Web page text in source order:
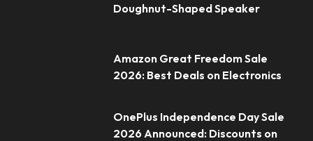
Doughnut-Shaped Speaker
Amazon Great Freedom Sale
2026: Best Deals on Electronics
OnePlus Independence Day Sale
2026 Announced: Discounts on